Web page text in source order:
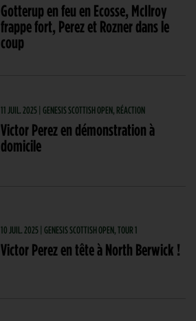
Gotterup en feu en Ecosse, McIlroy
frappe fort, Perez et Rozner dans le
coup
11 JUIL. 2025 | GENESIS SCOTTISH OPEN, RÉACTION
Victor Perez en démonstration à
domicile
10 JUIL. 2025 | GENESIS SCOTTISH OPEN, TOUR 1
Victor Perez en tête à North Berwick !